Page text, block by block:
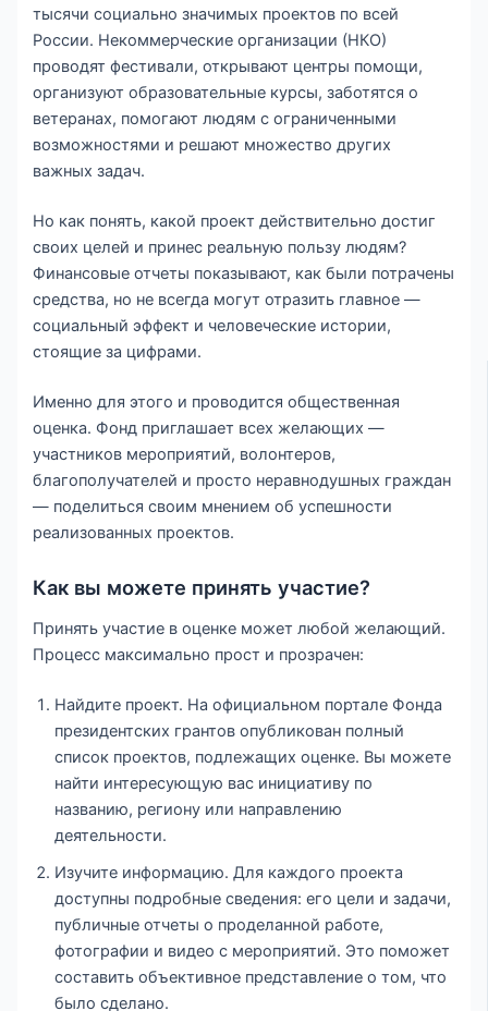
тысячи социально значимых проектов по всей
России. Некоммерческие организации (НКО)
проводят фестивали, открывают центры помощи,
организуют образовательные курсы, заботятся о
ветеранах, помогают людям с ограниченными
возможностями и решают множество других
важных задач.
Но как понять, какой проект действительно достиг
своих целей и принес реальную пользу людям?
Финансовые отчеты показывают, как были потрачены
средства, но не всегда могут отразить главное —
социальный эффект и человеческие истории,
стоящие за цифрами.
Именно для этого и проводится общественная
оценка. Фонд приглашает всех желающих —
участников мероприятий, волонтеров,
благополучателей и просто неравнодушных граждан
— поделиться своим мнением об успешности
реализованных проектов.
Как вы можете принять участие?
Принять участие в оценке может любой желающий.
Процесс максимально прост и прозрачен:
Найдите проект. На официальном портале Фонда
президентских грантов опубликован полный
список проектов, подлежащих оценке. Вы можете
найти интересующую вас инициативу по
названию, региону или направлению
деятельности.
Изучите информацию. Для каждого проекта
доступны подробные сведения: его цели и задачи,
публичные отчеты о проделанной работе,
фотографии и видео с мероприятий. Это поможет
составить объективное представление о том, что
было сделано.